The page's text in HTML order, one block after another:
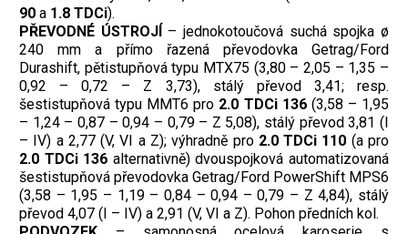
90 a 1.8 TDCi).
PŘEVODNÉ ÚSTROJÍ – jednokotoučová suchá spojka ø
240 mm a přímo řazená převodovka Getrag/Ford
Durashift, pětistupňová typu MTX75 (3,80 – 2,05 – 1,35 –
0,92 – 0,72 – Z 3,73), stálý převod 3,41; resp.
šestistupňová typu MMT6 pro 2.0 TDCi 136(3,58 – 1,95
– 1,24 – 0,87 – 0,94 – 0,79 – Z 5,08), stálý převod 3,81 (I
– IV) a 2,77 (V, VI a Z); výhradně pro 2.0 TDCi 110 (a pro
2.0 TDCi 136 alternativně) dvouspojková automatizovaná
šestistupňová převodovka Getrag/Ford PowerShift MPS6
(3,58 – 1,95 – 1,19 – 0,84 – 0,94 – 0,79 – Z 4,84), stálý
převod 4,07 (I – IV) a 2,91 (V, VI a Z). Pohon předních kol.